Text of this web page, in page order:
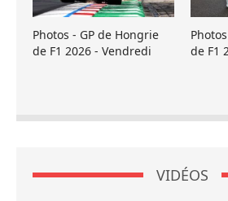
Photos - GP de Hongrie
de F1 2026 - Vendredi
de F1
VIDÉOS